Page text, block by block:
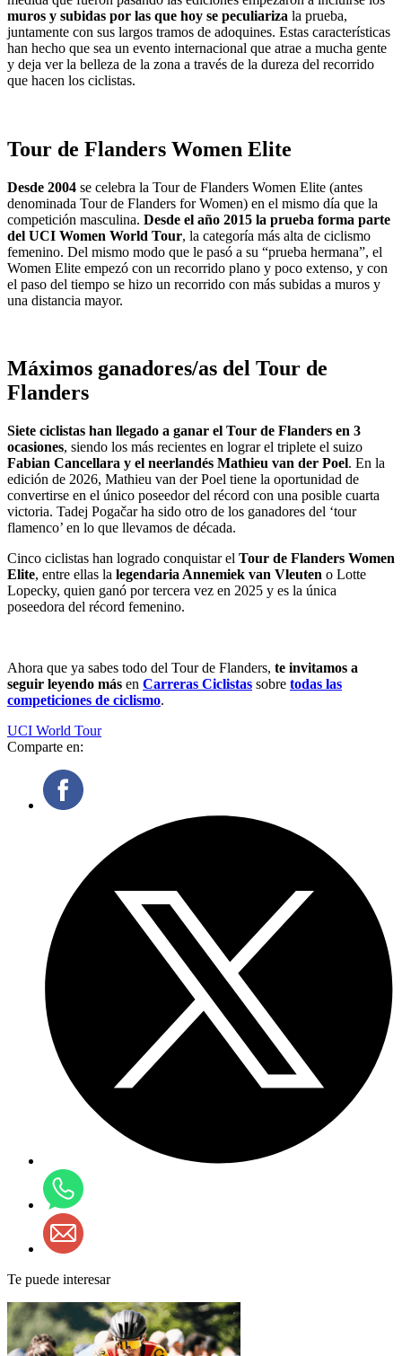
muros y subidas por las que hoy se peculiariza la prueba,
juntamente con sus largos tramos de adoquines. Estas características
han hecho que sea un evento internacional que atrae a mucha gente
y deja ver la belleza de la zona a través de la dureza del recorrido
que hacen los ciclistas.
Tour de Flanders Women Elite
Desde 2004 se celebra la Tour de Flanders Women Elite (antes
denominada Tour de Flanders for Women) en el mismo día que la
competición masculina. Desde el año 2015 la prueba forma parte
del UCI Women World Tour, la categoría más alta de ciclismo
femenino. Del mismo modo que le pasó a su “prueba hermana”, el
Women Elite empezó con un recorrido plano y poco extenso, y con
el paso del tiempo se hizo un recorrido con más subidas a muros y
una distancia mayor.
Máximos ganadores/as del Tour de
Flanders
Siete ciclistas han llegado a ganar el Tour de Flanders en 3
ocasiones, siendo los más recientes en lograr el triplete el suizo
Fabian Cancellara y el neerlandés Mathieu van der Poel. En la
edición de 2026, Mathieu van der Poel tiene la oportunidad de
convertirse en el único poseedor del récord con una posible cuarta
victoria. Tadej Pogačar ha sido otro de los ganadores del ‘tour
flamenco’ en lo que llevamos de década.
Cinco ciclistas han logrado conquistar el Tour de Flanders Women
Elite, entre ellas la legendaria Annemiek van Vleuten o Lotte
Lopecky, quien ganó por tercera vez en 2025 y es la única
poseedora del récord femenino.
Ahora que ya sabes todo del Tour de Flanders, te invitamos a
seguir leyendo más en Carreras Ciclistas sobre todas las
competiciones de ciclismo.
UCI World Tour
Comparte en:
Te puede interesar